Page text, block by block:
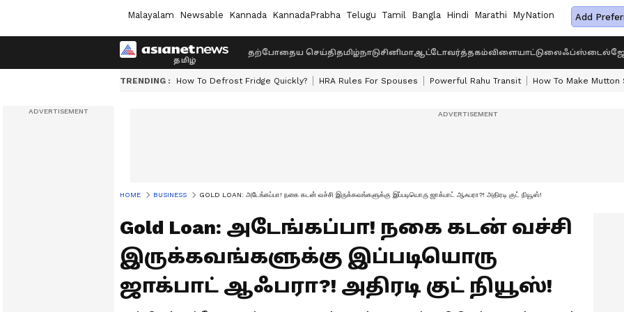
Malayalam Newsable Kannada KannadaPrabha Telugu Tamil Bangla Hindi Marathi MyNation Add
தற்போதைய செய்திதமிழ்நாடுசினிமாஆட்டோவர்த்தகம்விளையாட்டுலைஃப்ஸ்டைல்
TRENDING : How To Defrost Fridge Quickly? HRA Rules For Spouses Powerful Rahu Transit How To Make Mutton
HOME BUSINESS GOLD LOAN: அடேங்கப்பா! நகை கடன் வச்சி இருக்கவங்களுக்கு இப்படியொரு ஜாக்பாட் ஆஃபரா?! அதிரடி குட் நியூஸ்!
Gold Loan: அடேங்கப்பா! நகை கடன் வச்சி
இருக்கவங்களுக்கு இப்படியொரு
ஜாக்பாட் ஆஃபரா?! அதிரடி குட் நியூஸ்!